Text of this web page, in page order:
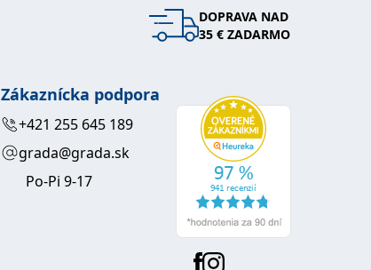
DOPRAVA NAD
35 € ZADARMO
Zákaznícka podpora
+421 255 645 189
grada@grada.sk
Po-Pi 9-17